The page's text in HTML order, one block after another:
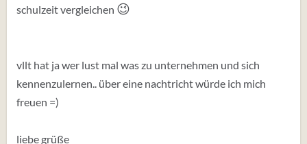
schulzeit vergleichen 😉
vllt hat ja wer lust mal was zu unternehmen und sich
kennenzulernen.. über eine nachtricht würde ich mich
freuen =)
liebe grüße